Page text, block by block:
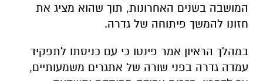
המושבה בשנים האחרונות, תוך שהוא מציג את
חזונו להמשך פיתוחה של גדרה.
במהלך הראיון אמר פינטו כי עם כניסתו לתפקיד
עמדה גדרה בפני שורה של אתגרים משמעותיים,